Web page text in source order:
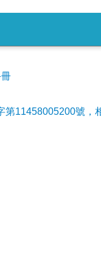
第11458005200號，